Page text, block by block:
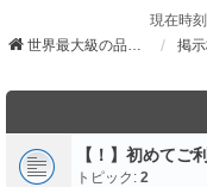
現在時
世界最大級の品ぞろえ ヨーヨーストア「リワインド」
掲
【！】初めてご
トピック: 2